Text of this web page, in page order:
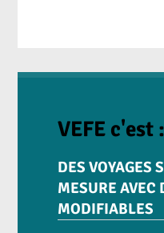
VEFE c'est :
DES VOYAGES
MESURE AVEC
MODIFIABLES